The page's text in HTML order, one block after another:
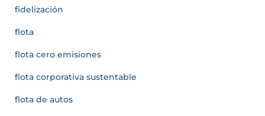
fidelización
flota
flota cero emisiones
flota corporativa sustentable
flota de autos